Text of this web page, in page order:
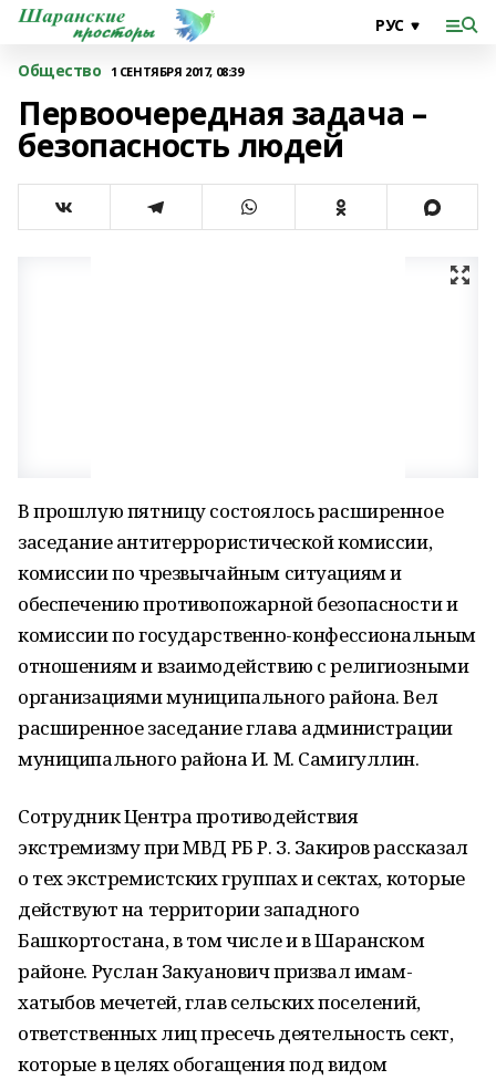
Общество 1 СЕНТЯБРЯ 2017, 08:39
Первоочередная задача –
безопасность людей
В прошлую пятницу состоялось расширенное
заседание антитеррористической комиссии,
комиссии по чрезвычайным ситуациям и
обеспечению противопожарной безопасности и
комиссии по государственно-конфессиональным
отношениям и взаимодействию с религиозными
организациями муниципального района. Вел
расширенное заседание глава администрации
муниципального района И. М. Самигуллин.
Сотрудник Центра противодействия
экстремизму при МВД РБ Р. З. Закиров рассказал
о тех экстремистских группах и сектах, которые
действуют на территории западного
Башкортостана, в том числе и в Шаранском
районе. Руслан Закуанович призвал имам-
хатыбов мечетей, глав сельских поселений,
ответственных лиц пресечь деятельность сект,
которые в целях обогащения под видом